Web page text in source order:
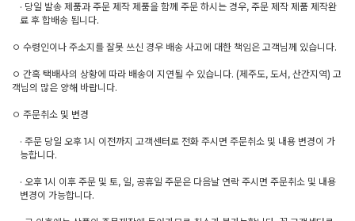
· 당일 발송 제품과 주문 제작 제품을 함께 주문 하시는 경우, 주문 제작 제품 제작완
료 후 합배송 됩니다.
ㅇ 수령인이나 주소지를 잘못 쓰신 경우 배송 사고에 대한 책임은 고객님께 있습니다.
ㅇ 간혹 택배사의 상황에 따라 배송이 지연될 수 있습니다. (제주도, 도서, 산간지역) 고
객님의 많은 양해 바랍니다.
ㅇ 주문취소 및 변경
· 주문 당일 오후 1시 이전까지 고객센터로 전화 주시면 주문취소 및 내용 변경이 가
능합니다.
· 오후 1시 이후 주문 및 토, 일, 공휴일 주문은 다음날 연락 주시면 주문취소 및 내용
변경이 가능합니다.